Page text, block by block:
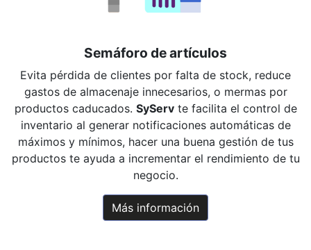
Semáforo de artículos
Evita pérdida de clientes por falta de stock, reduce
gastos de almacenaje innecesarios, o mermas por
productos caducados. SyServte facilita el control de
inventario al generar notificaciones automáticas de
máximos y mínimos, hacer una buena gestión de tus
productos te ayuda a incrementar el rendimiento de tu
negocio.
Más información